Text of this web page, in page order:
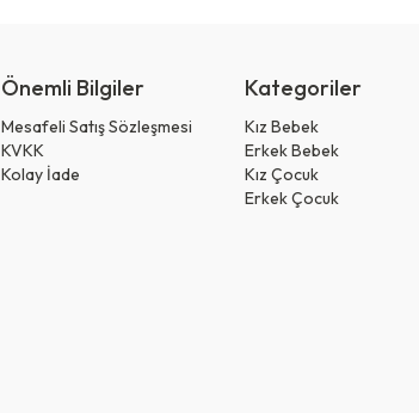
Önemli Bilgiler
Mesafeli Satış Sözleşmesi
KVKK
Kolay İade
Kategoriler
Kız Bebek
Erkek Bebek
Kız Çocuk
Erkek Çocuk